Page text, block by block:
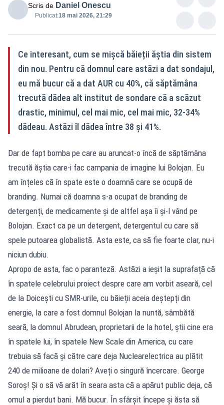
Scris de Daniel Onescu
Publicat:18 mai 2026, 21:29
Ce interesant, cum se mișcă băieții ăștia din sistem
din nou. Pentru că domnul care astăzi a dat sondajul,
eu mă bucur că a dat AUR cu 40%, că săptămâna
trecută dădea alt institut de sondare că a scăzut
drastic, minimul, cel mai mic, cel mai mic, 32-34%
dădeau. Astăzi îl dădea între 38 și 41%.
Dar de fapt bomba pe care au aruncat-o încă de săptămâna
trecută ăștia care-i fac campania de imagine lui Bolojan. Eu
am înțeles că în spate este o doamnă care se ocupă de
branding. Numai că doamna s-a ocupat de branding de
detergenți, de medicamente și de altfel așa îi și-l vând pe
Bolojan. Exact ca pe un detergent, detergentul cu care să
spele putoarea globalistă. Asta este, ca să fie foarte clar, nu-i
niciun dubiu.
Apropo de asta, fac o paranteză. Astăzi a ieșit la suprafață că
în spatele celebrului proiect despre care am vorbit aseară, cel
de la Doicești cu SMR-urile, cu băieții aceia deștepți din
energie, la care a fost domnul Bolojan la nuntă, sâmbătă
seară, la domnul Abrudean, proprietarii de la hotel, știi cine era
în spatele lui, în spatele New Scale din America, cu care
trebuia să facă și către care deja Nuclearelectrica au plătit
240 de milioane de dolari? Aveți o singură încercare. George
Soroș! Și o să vă arăt în seara asta că a apărut public deja, că
omul a pierdut bani. Mă bucur. În sfârșit începe și ăsta să